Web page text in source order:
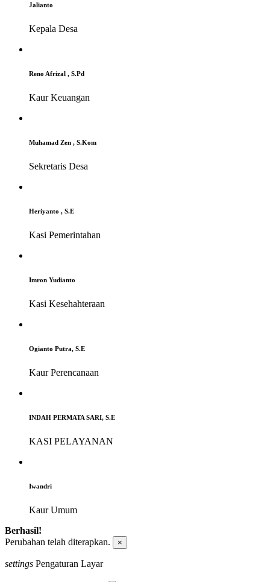
Jalianto
Kepala Desa
Reno Afrizal , S.Pd
Kaur Keuangan
Muhamad Zen , S.Kom
Sekretaris Desa
Heriyanto , S.E
Kasi Pemerintahan
Imron Yudianto
Kasi Kesehahteraan
Ogianto Putra, S.E
Kaur Perencanaan
INDAH PERMATA SARI, S.E
KASI PELAYANAN
Iwandri
Kaur Umum
Berhasil!
Perubahan telah diterapkan.
×
settings Pengaturan Layar